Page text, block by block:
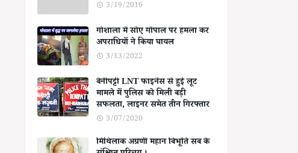
3/19/2016
गोशाला में सोए गोपाल पर हमला कर
अपराधियों ने किया घायल
3/13/2022
बेनीपट्टी LNT फाइनेंस से हुई लूट
मामले में पुलिस को मिली बड़ी
सफलता, लाइनर समेत तीन गिरफ्तार
3/07/2020
मिथिलाक अग्रणी महान बिभूति सब के